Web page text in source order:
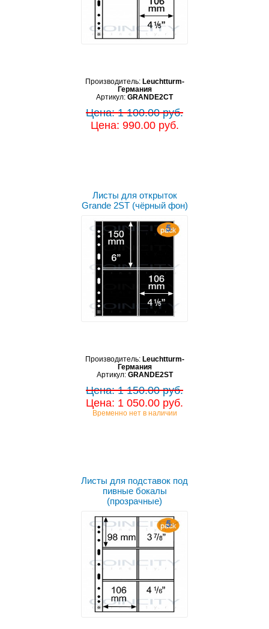
Производитель: Leuchtturm-
Германия
Артикул: GRANDE2CT
Цена: 1 100.00 руб.
Цена: 990.00 руб.
Листы для открыток
Grande 2ST (чёрный фон)
Производитель: Leuchtturm-
Германия
Артикул: GRANDE2ST
Цена: 1 150.00 руб.
Цена: 1 050.00 руб.
Временно нет в наличии
Листы для подставок под
пивные бокалы
(прозрачные)